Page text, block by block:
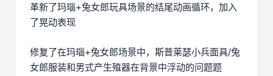
革新了玛瑙+兔女郎玩具场景的结尾动画循环，加入
了晃动表现
修复了在玛瑙+兔女郎场景中，斯普莱瑟小兵面具/兔
女郎服装和男式产生殖器在背景中浮动的问题题